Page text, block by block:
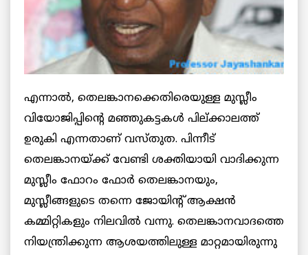
എന്നാല്‍, തെലങ്കാനക്കെതിരെയുള്ള മുസ്ലീം
വിയോജിപ്പിന്റെ മഞ്ഞുകട്ടകള്‍ പില്ക്കാലത്ത്
ഉരുകി എന്നതാണ് വസ്തുത. പിന്നീട്
തെലങ്കാനയ്ക്ക് വേണ്ടി ശക്തിയായി വാദിക്കുന്ന
മുസ്ലീം ഫോറം ഫോര്‍ തെലങ്കാനയും,
മുസ്ലീങ്ങളുടെ തന്നെ ജോയിന്റ് ആക്ഷന്‍
കമ്മിറ്റികളും നിലവില്‍ വന്നു. തെലങ്കാനവാദത്തെ
നിയന്ത്രിക്കുന്ന ആശയത്തിലുള്ള മാറ്റമായിരുന്നു